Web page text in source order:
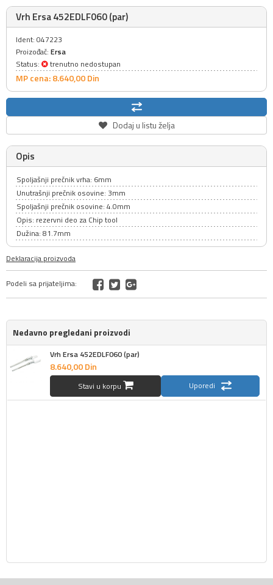
Vrh Ersa 452EDLF060 (par)
Ident: 047223
Proizođač: Ersa
Status:
trenutno nedostupan
MP cena: 8.640,00Din
Dodaj u listu želja
Opis
Spoljašnji prečnik vrha: 6mm
Unutrašnji prečnik osovine: 3mm
Spoljašnji prečnik osovine: 4.0mm
Opis: rezervni deo za Chip tool
Dužina: 81.7mm
Deklaracija proizvoda
Podeli sa prijateljima:
Nedavno pregledani proizvodi
Vrh Ersa 452EDLF060 (par)
8.640,00Din
Stavi u korpu Uporedi